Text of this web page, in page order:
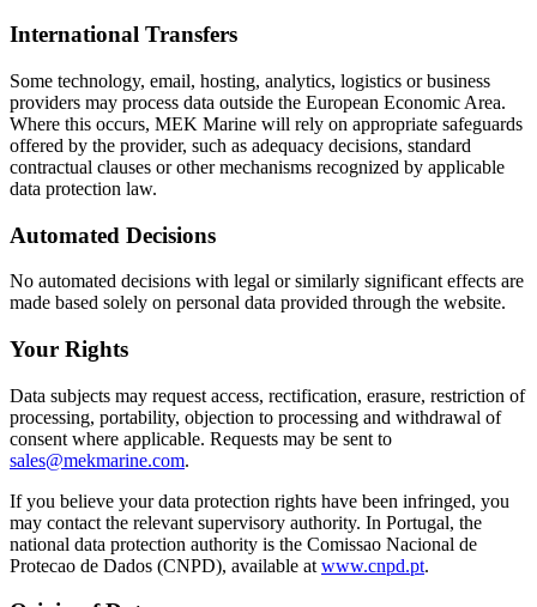
International Transfers
Some technology, email, hosting, analytics, logistics or business
providers may process data outside the European Economic Area.
Where this occurs, MEK Marine will rely on appropriate safeguards
offered by the provider, such as adequacy decisions, standard
contractual clauses or other mechanisms recognized by applicable
data protection law.
Automated Decisions
No automated decisions with legal or similarly significant effects are
made based solely on personal data provided through the website.
Your Rights
Data subjects may request access, rectification, erasure, restriction of
processing, portability, objection to processing and withdrawal of
consent where applicable. Requests may be sent to
sales@mekmarine.com.
If you believe your data protection rights have been infringed, you
may contact the relevant supervisory authority. In Portugal, the
national data protection authority is the Comissao Nacional de
Protecao de Dados (CNPD), available at www.cnpd.pt.